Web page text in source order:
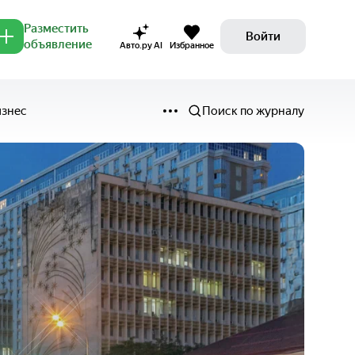
Разместить
объявление
Авто.ру AI Избранное
Войти
Поиск по журналу